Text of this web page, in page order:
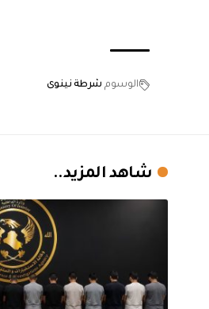
الوسوم شرطة نينوى
شاهد المزيد..